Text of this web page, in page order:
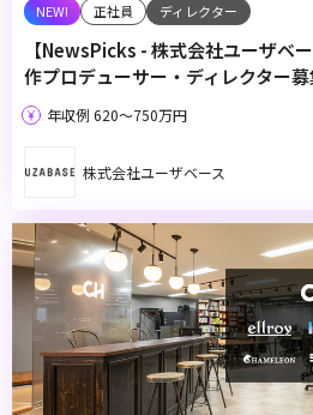
正社員 ディレクター
【NewsPicks - 株式会社ユーザベ
作プロデューサー・ディレクター募
年収例 620〜750万円
株式会社ユーザベース